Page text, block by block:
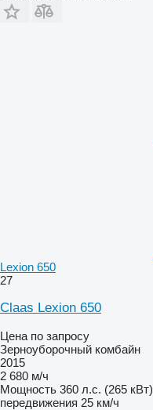
Lexion 650
27
Claas Lexion 650
Цена по запросу
Зерноуборочный комбайн
2015
2 680 м/ч
Мощность 360 л.с. (265 кВт)
передвижения 25 км/ч